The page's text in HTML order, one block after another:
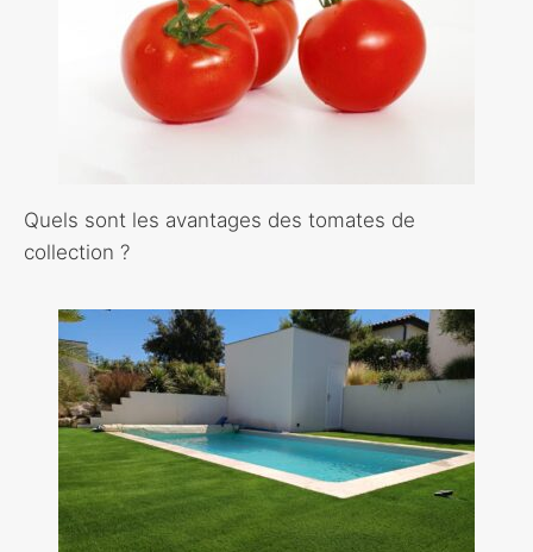
Quels sont les avantages des tomates de
collection ?